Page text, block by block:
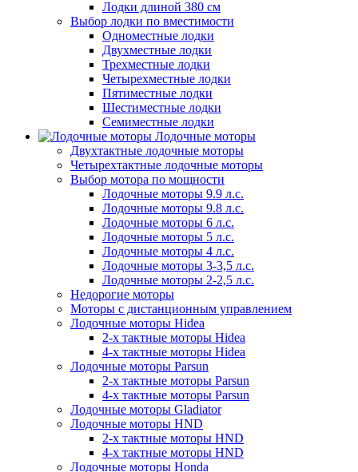
Лодки длиной 380 см
Выбор лодки по вместимости
Одноместные лодки
Двухместные лодки
Трехместные лодки
Четырехместные лодки
Пятиместные лодки
Шестиместные лодки
Семиместные лодки
Лодочные моторы
Двухтактные лодочные моторы
Четырехтактные лодочные моторы
Выбор мотора по мощности
Лодочные моторы 9.9 л.с.
Лодочные моторы 9.8 л.с.
Лодочные моторы 6 л.с.
Лодочные моторы 5 л.с.
Лодочные моторы 4 л.с.
Лодочные моторы 3-3,5 л.с.
Лодочные моторы 2-2,5 л.с.
Недорогие моторы
Моторы с дистанционным управлением
Лодочные моторы Hidea
2-х тактные моторы Hidea
4-х тактные моторы Hidea
Лодочные моторы Parsun
2-х тактные моторы Parsun
4-х тактные моторы Parsun
Лодочные моторы Gladiator
Лодочные моторы HND
2-х тактные моторы HND
4-х тактные моторы HND
Лодочные моторы Honda